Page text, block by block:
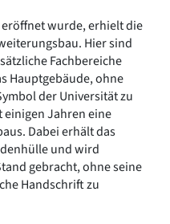
eröffnet wurde, erhielt die
Hier sind
Fachbereiche
Hauptgebäude, ohne
der Universität zu
einigen Jahren eine
Dabei erhält das
und wird
gebracht, ohne seine
Handschrift zu